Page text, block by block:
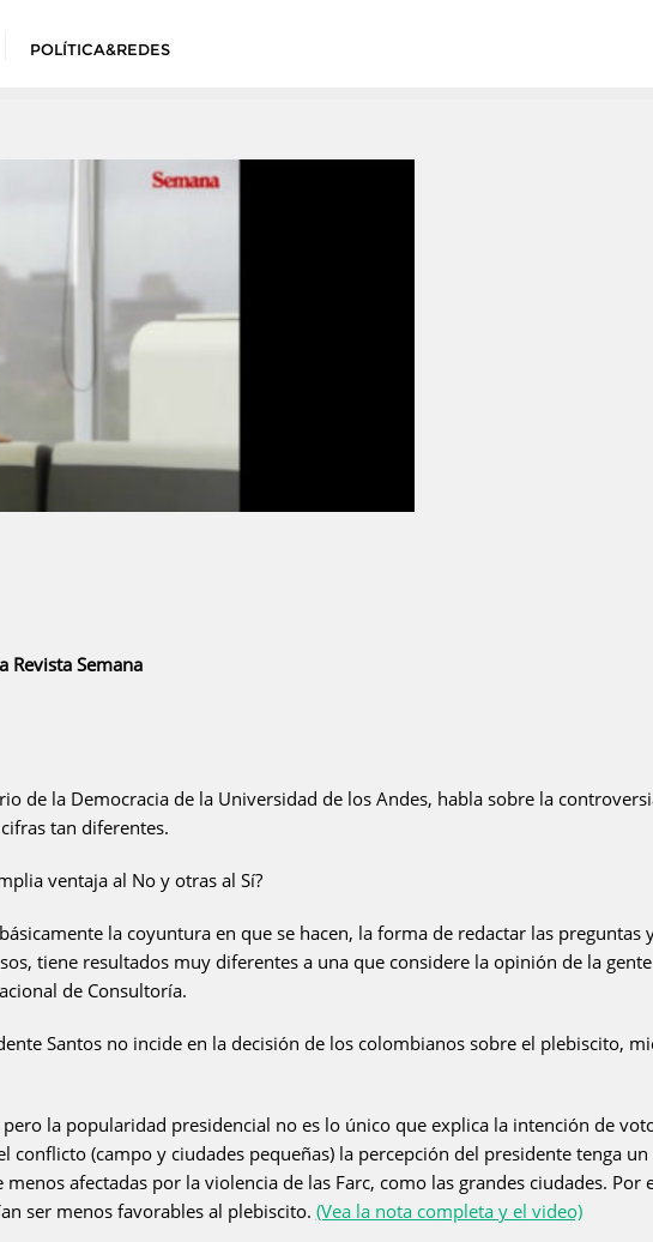
POLÍTICA&REDES
Revista Semana
de la Democracia de la Universidad de los Andes, habla sobre la
tan diferentes.
ventaja al No y otras al Sí?
la coyuntura en que se hacen, la forma de redactar las preguntas
tiene resultados muy diferentes a una que considere la opinión de la
de Consultoría.
Santos no incide en la decisión de los colombianos sobre el plebiscito,
la popularidad presidencial no es lo único que explica la intención de
(campo y ciudades pequeñas) la percepción del presidente tenga un
afectadas por la violencia de las Farc, como las grandes ciudades. Por
ser menos favorables al plebiscito. (Vea la nota completa y el video)